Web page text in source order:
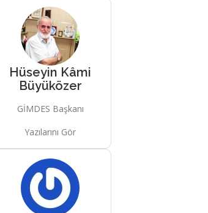
Hüseyin Kâmi
Büyüközer
GİMDES Başkanı
Yazılarını Gör